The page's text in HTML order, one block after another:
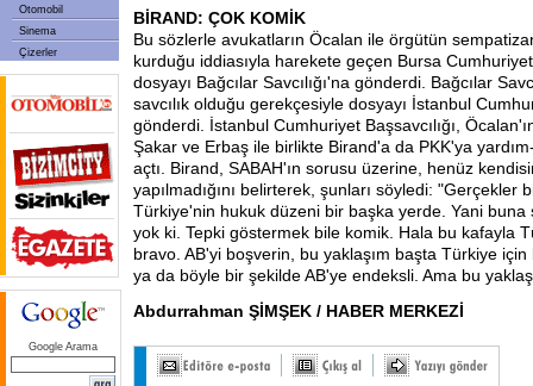
Otomobil
Sinema
Çizerler
Google Arama
BİRAND: ÇOK KOMİK
Bu sözlerle avukatların Öcalan ile örgütün
kurduğu iddiasıyla harekete geçen Bursa Cumhuriyet
dosyayı Bağcılar Savcılığı'na gönderdi. Bağcılar
savcılık olduğu gerekçesiyle dosyayı İstanbul
gönderdi. İstanbul Cumhuriyet Başsavcılığı,
Şakar ve Erbaş ile birlikte Birand'a da PKK'ya
açtı. Birand, SABAH'ın sorusu üzerine, henüz
yapılmadığını belirterek, şunları söyledi: "Gerçekler
Türkiye'nin hukuk düzeni bir başka yerde. Yani buna
yok ki. Tepki göstermek bile komik. Hala bu kafayla
bravo. AB'yi boşverin, bu yaklaşım başta Türkiye
ya da böyle bir şekilde AB'ye endeksli. Ama bu
Abdurrahman ŞİMŞEK / HABER MERKEZİ